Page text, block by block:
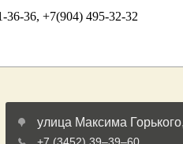
36-36, +7(904) 495-32-32